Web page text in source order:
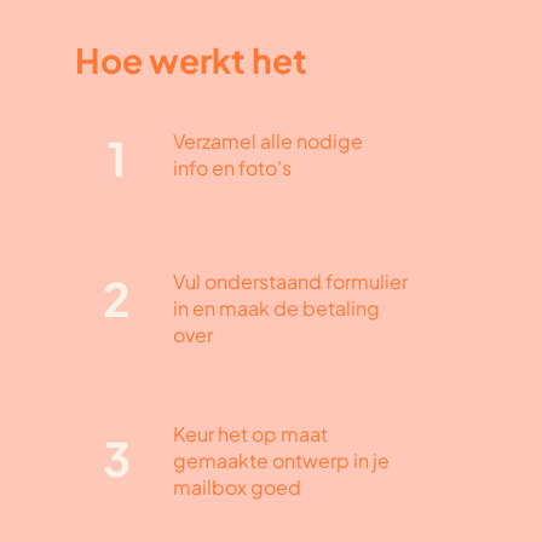
Hoe werkt het
1
Verzamel alle nodige
info en foto's
2
Vul onderstaand formulier
in en maak de betaling
over
3
Keur het op maat
gemaakte ontwerp in je
mailbox goed